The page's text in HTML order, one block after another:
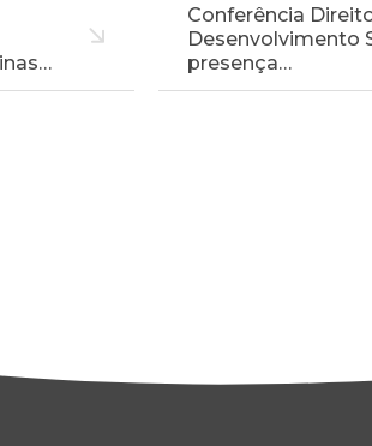
Conferência
Desenvolvimento
presença…